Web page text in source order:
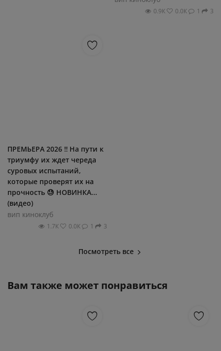
0.9К 0.0К 1 3
ПРЕМЬЕРА 2026 ‼ На пути к
триумфу их ждет череда
суровых испытаний,
которые проверят их на
прочность 😓 НОВИНКА...
(видео)
вип киноклуб
1.7К 0.0К 1 3
Посмотреть все
Вам также может понравиться